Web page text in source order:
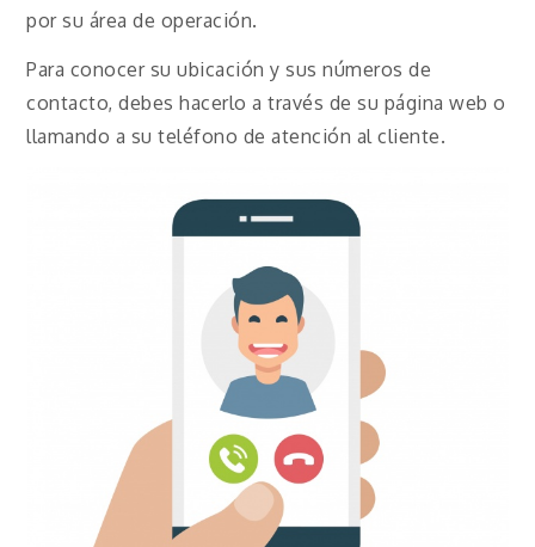
por su área de operación.
Para conocer su ubicación y sus números de
contacto, debes hacerlo a través de su página web o
llamando a su teléfono de atención al cliente.